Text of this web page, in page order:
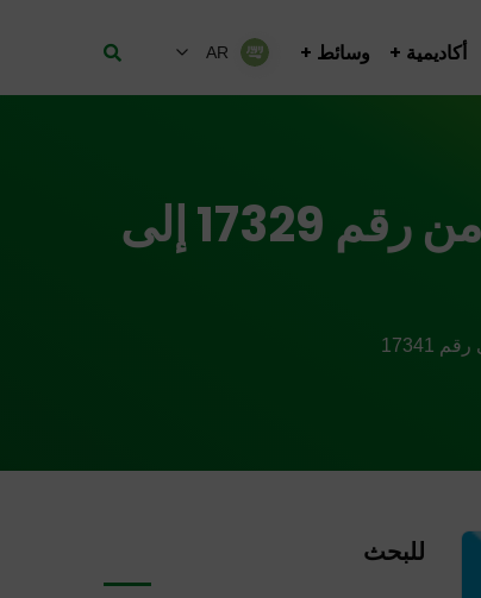
أكاديمية وسائط AR
القرار رقم 12BR/2015 الصادر بتاريخ 25 مايو 2016، من رقم 17329 إلى
للبحث